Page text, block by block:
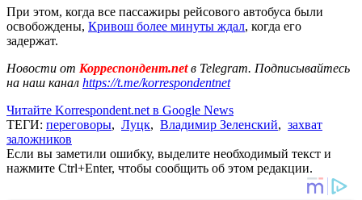
При этом, когда все пассажиры рейсового автобуса были
освобождены, Кривош более минуты ждал, когда его
задержат.
Новости от Корреспондент.netв Telegram. Подписывайтесь
на наш канал https://t.me/korrespondentnet
Читайте Korrespondent.net в Google News
ТЕГИ: переговоры, Луцк, Владимир Зеленский, захват
заложников
Если вы заметили ошибку, выделите необходимый текст и
нажмите Ctrl+Enter, чтобы сообщить об этом редакции.